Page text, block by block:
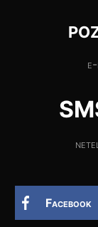
Facebook